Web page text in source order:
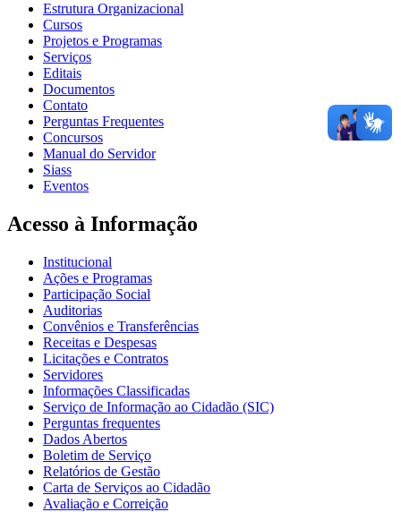
Estrutura Organizacional
Cursos
Projetos e Programas
Serviços
Editais
Documentos
Contato
Perguntas Frequentes
Concursos
Manual do Servidor
Siass
Eventos
Acesso à Informação
Institucional
Ações e Programas
Participação Social
Auditorias
Convênios e Transferências
Receitas e Despesas
Licitações e Contratos
Servidores
Informações Classificadas
Serviço de Informação ao Cidadão (SIC)
Perguntas frequentes
Dados Abertos
Boletim de Serviço
Relatórios de Gestão
Carta de Serviços ao Cidadão
Avaliação e Correição